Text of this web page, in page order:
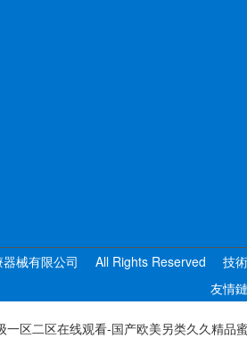
械有限公司 All Rights Reserved 技
友情
区二区在线观看-国产欧美另类久久精品